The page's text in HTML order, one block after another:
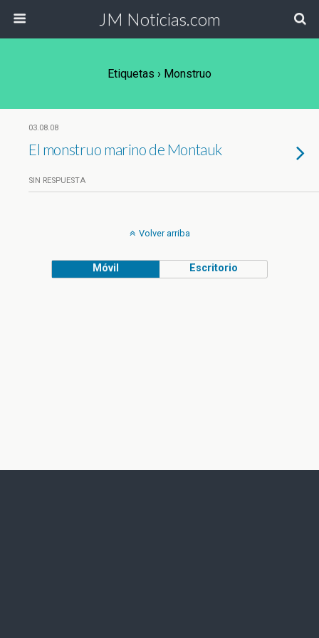
JM Noticias.com
Etiquetas › Monstruo
03.08.08
El monstruo marino de Montauk
SIN RESPUESTA
Volver arriba
Móvil Escritorio